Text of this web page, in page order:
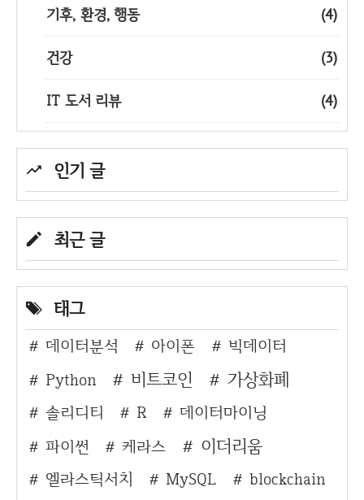
기후, 환경, 행동 (4)
건강 (3)
IT 도서 리뷰 (4)
인기 글
최근 글
태그
데이터분석 아이폰
빅데이터
Python
비트코인 가상화폐
솔리디티 R
데이터마이닝
파이썬
케라스 이더리움
엘라스틱서치 MySQL
blockchain